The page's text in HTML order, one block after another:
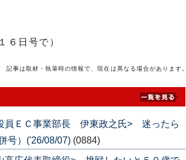
６日号で）
記事は取材・執筆時の情報で、現在は異なる場合があります。
員ＥＣ事業部長 伊東政之氏> 迷ったら
号）('26/08/07) (0884)